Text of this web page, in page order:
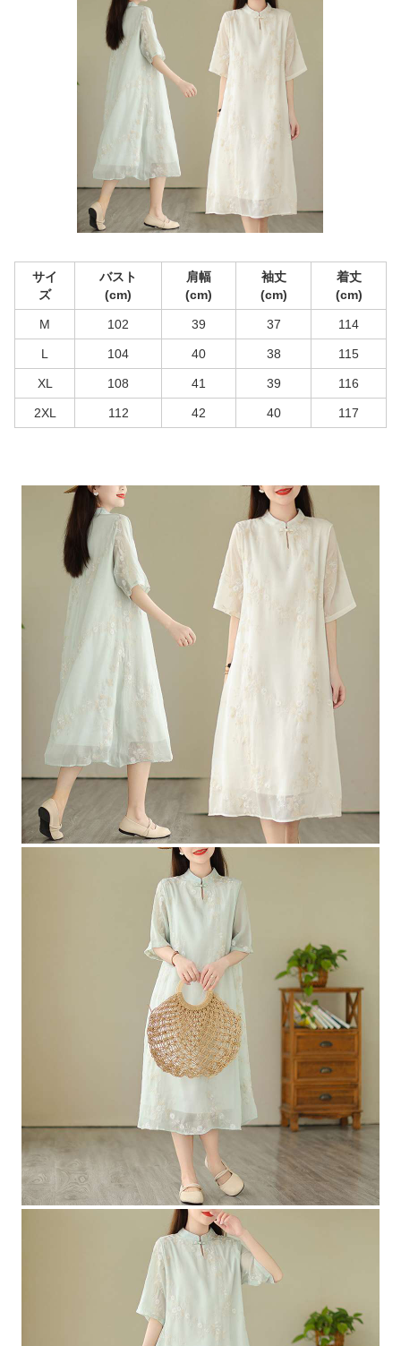
サイ
ズ
バスト
(cm)
肩幅
(cm)
袖丈
(cm)
着丈
(cm)
M 102 39 37 114
L 104 40 38 115
XL 108 41 39 116
2XL 112 42 40 117